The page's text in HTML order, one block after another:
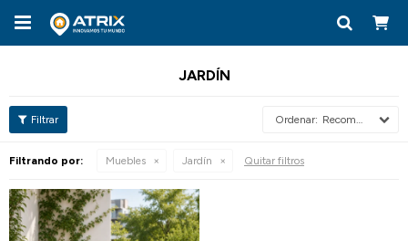

JARDÍN
Recomendados
Filtrando por: Muebles Jardín Quitar filtros